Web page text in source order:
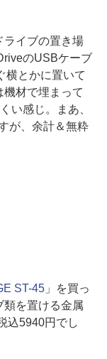
ライブの置き場
のUSBケーブ
横とかに置いて
材で埋まって
い感じ。まあ、
が、余計＆無粋
ST-45」を買っ
類を置ける金属
込5940円でし